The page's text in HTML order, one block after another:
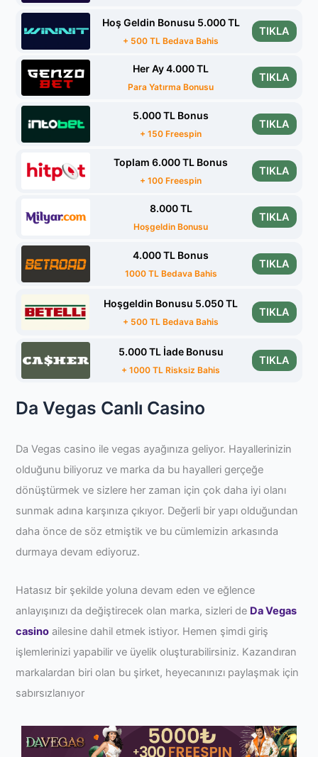
Hoş Geldin Bonusu 5.000 TL
+ 500 TL Bedava Bahis
TIKLA
Her Ay 4.000 TL
Para Yatırma Bonusu
TIKLA
5.000 TL Bonus
+ 150 Freespin
TIKLA
Toplam 6.000 TL Bonus
+ 100 Freespin
TIKLA
8.000 TL
Hoşgeldin Bonusu
TIKLA
4.000 TL Bonus
1000 TL Bedava Bahis
TIKLA
Hoşgeldin Bonusu 5.050 TL
+ 500 TL Bedava Bahis
TIKLA
5.000 TL İade Bonusu
+ 1000 TL Risksiz Bahis
TIKLA
Da Vegas Canlı Casino
Da Vegas casino ile vegas ayağınıza geliyor. Hayallerinizin
olduğunu biliyoruz ve marka da bu hayalleri gerçeğe
dönüştürmek ve sizlere her zaman için çok daha iyi olanı
sunmak adına karşınıza çıkıyor. Değerli bir yapı olduğundan
daha önce de söz etmiştik ve bu cümlemizin arkasında
durmaya devam ediyoruz.
Hatasız bir şekilde yoluna devam eden ve eğlence
anlayışınızı da değiştirecek olan marka, sizleri de Da Vegas
casino ailesine dahil etmek istiyor. Hemen şimdi giriş
işlemlerinizi yapabilir ve üyelik oluşturabilirsiniz. Kazandıran
markalardan biri olan bu şirket, heyecanınızı paylaşmak için
sabırsızlanıyor